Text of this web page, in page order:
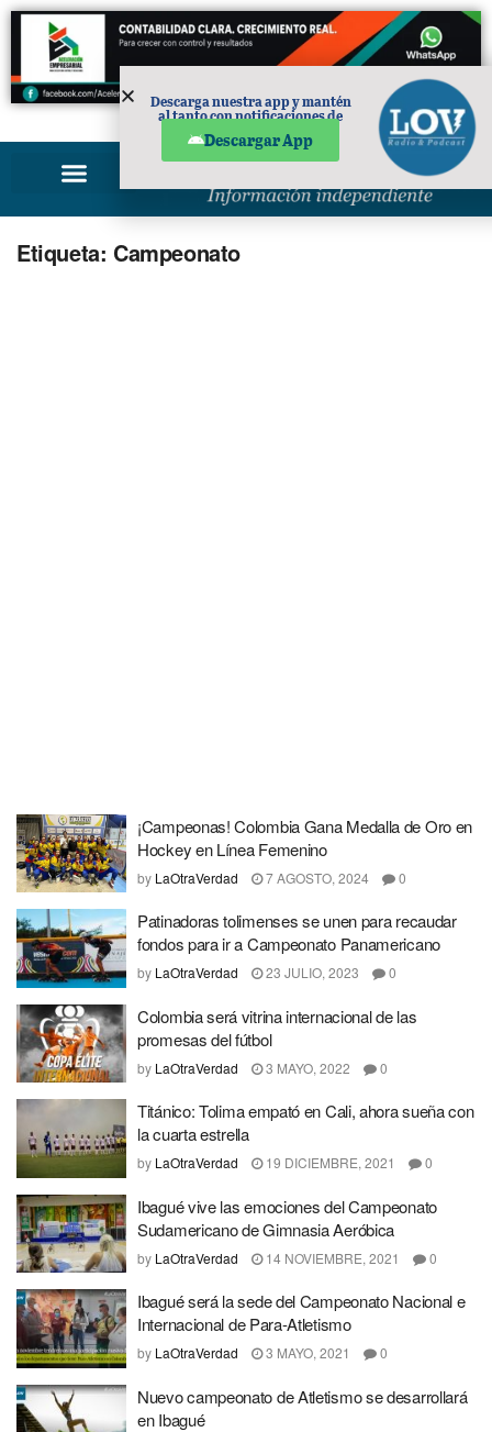
PUBLICIDAD
Etiqueta: Campeonato
¡Campeonas! Colombia Gana Medalla de Oro en
Hockey en Línea Femenino
by LaOtraVerdad 7 AGOSTO, 2024 0
Patinadoras tolimenses se unen para recaudar
fondos para ir a Campeonato Panamericano
by LaOtraVerdad 23 JULIO, 2023 0
Colombia será vitrina internacional de las
promesas del fútbol
by LaOtraVerdad 3 MAYO, 2022 0
Titánico: Tolima empató en Cali, ahora sueña con
la cuarta estrella
by LaOtraVerdad 19 DICIEMBRE, 2021 0
Ibagué vive las emociones del Campeonato
Sudamericano de Gimnasia Aeróbica
by LaOtraVerdad 14 NOVIEMBRE, 2021 0
Ibagué será la sede del Campeonato Nacional e
Internacional de Para-Atletismo
by LaOtraVerdad 3 MAYO, 2021 0
Nuevo campeonato de Atletismo se desarrollará
en Ibagué
Descarga nuestra app y mantén
al tanto con notificaciones de
Descargar App